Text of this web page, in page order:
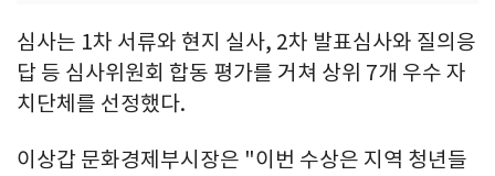
심사는 1차 서류와 현지 실사, 2차 발표심사와 질의응
답 등 심사위원회 합동 평가를 거쳐 상위 7개 우수 자
치단체를 선정했다.
이상갑 문화경제부시장은 "이번 수상은 지역 청년들